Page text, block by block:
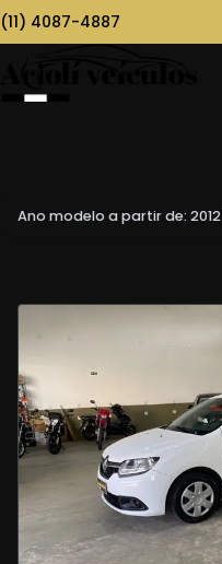
(11) 4087-4887
Ano modelo a partir de: 2012